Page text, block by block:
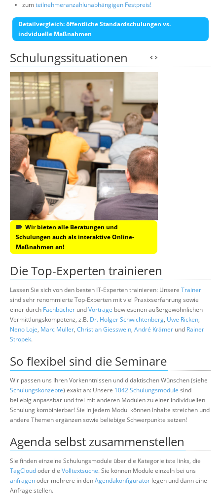
zumteilnehmeranzahlunabhängigen Festpreis!
Detailvergleich: öffentliche Standardschulungen vs.
indviduelle Maßnahmen
Schulungssituationen
Wir bieten alle Beratungen und
Schulungen auch als interaktive Online-
Maßnahmen an!
Die Top-Experten trainieren
Lassen Sie sich von den besten IT-Experten trainieren: Unsere Trainer
sind sehr renommierte Top-Experten mit viel Praxixserfahrung sowie
einer durch Fachbücher undVorträge bewiesenen außergewöhnlichen
Vermittlungskompetenz, z.B. Dr. Holger Schwichtenberg, Uwe Ricken,
Neno Loje, Marc Müller, Christian Giesswein, André Krämer und Rainer
Stropek.
So flexibel sind die Seminare
Wir passen uns Ihren Vorkenntnissen und didaktischen Wünschen (siehe
Schulungskonzepte) exakt an: Unsere 1042 Schulungsmodule sind
beliebig anpassbar und frei mit anderen Modulen zu einer individuellen
Schulung kombinierbar! Sie in jedem Modul können Inhalte streichen und
andere Themen ergänzen sowie beliebige Schwerpunkte setzen!
Agenda selbst zusammenstellen
Sie finden einzelne Schulungsmodule über die Kategorieliste links, die
TagCloudoder die Volltextsuche. Sie können Module einzeln bei uns
anfragenoder mehrere in denAgendakonfigurator legen und dann eine
Anfrage stellen.